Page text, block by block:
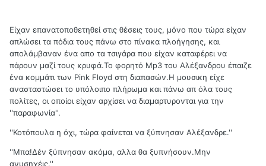
Είχαν επανατοποθετηθεί στις θέσεις τους, μόνο που τώρα είχαν
απλώσει τα πόδια τους πάνω στο πίνακα πλοήγησης, και
απολάμβαναν ένα απο τα τσιγάρα που είχαν καταφέρει να
πάρουν μαζί τους κρυφά.Το φορητό Mp3 του Αλέξανδρου έπαιζε
ένα κομμάτι των Pink Floyd στη διαπασών.Η μουσικη είχε
ανασταστώσει το υπόλοιπο πλήρωμα και πάνω απ όλα τους
πολίτες, οι οποίοι είχαν αρχίσει να διαμαρτυρονται για την
''παραφωνία''.
''Κοτόπουλα η όχι, τώρα φαίνεται να ξύπνησαν Αλέξανδρε.''
''Μπα!Δέν ξύπνησαν ακόμα, αλλα θα ξυπνήσουν.Μην
ανυσηχέις.''